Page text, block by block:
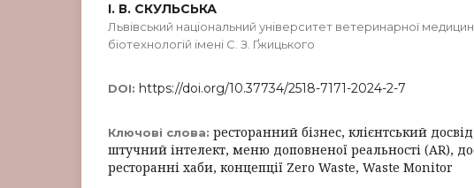
І. В. СКУЛЬСЬКА
Львівський національний університет ветеринарної
біотехнологій імені С. З. Ґжицького
DOI: https://doi.org/10.37734/2518-7171-2024-2-7
Ключові слова: ресторанний бізнес, клієнтський
штучний інтелект, меню доповненої реальності (AR),
ресторанні хаби, концепції Zero Waste, Waste Monitor